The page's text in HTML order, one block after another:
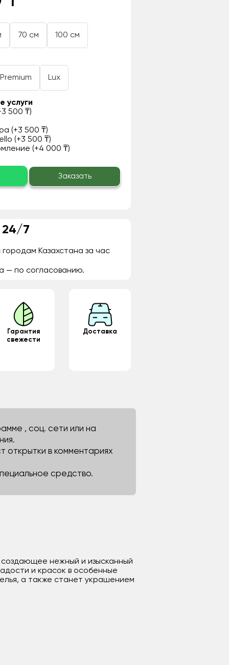
70 см 100 см
Premium Lux
услуги
500 ₸)
(+3 500 ₸)
(+3 500 ₸)
(+4 000 ₸)
Заказать
24/7
Казахстана за час
— по согласованию.
Гарантия
свежести
Доставка
, соц. сети или на
открытки в комментариях
средство.
создающее нежный и изысканный
и красок в особенные
а также станет украшением